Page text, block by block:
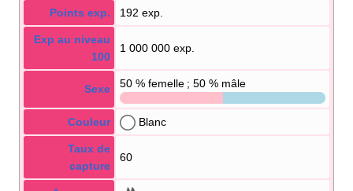
Points exp. 192 exp.
Exp au niveau
100
1 000 000 exp.
Sexe 50 % femelle ; 50 % mâle
Couleur Blanc
Taux de
capture
60